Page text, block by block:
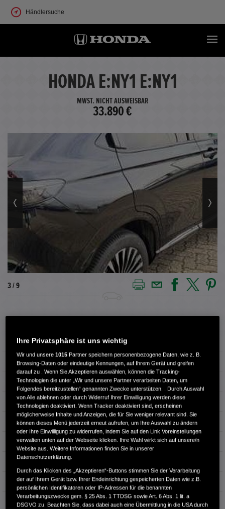
Händlersuche
HONDA E:NY1 E:NY1
MWST. NICHT AUSWEISBAR
33.890 €
3 / 9
Kilometerstand 1.600 km
Kraftstoffart Elektro
Getriebe Automatik
Türen 5
Leistung 150 kW / 204 PS
Hubraum 0 cm³
Erstzulassung
Bauart SUV
AUTOHAUS LEHNER GMBH
Ihre Privatsphäre ist uns wichtig
Wir und unsere1015 Partner speichern personenbezogene Daten, wie z. B.
Browsing-Daten oder eindeutige Kennungen, auf Ihrem Gerät und greifen
darauf zu . Wenn Sie Akzeptieren auswählen, können die Tracking-
Technologien die unter „Wir und unsere Partner verarbeiten Daten, um
Folgendes bereitzustellen“ genannten Zwecke unterstützen. . Durch Auswahl
von Alle ablehnen oder durch Widerruf Ihrer Einwilligung werden diese
Technologien deaktiviert. Wenn Tracker deaktiviert sind, erscheinen
möglicherweise Inhalte und Anzeigen, die für Sie weniger relevant sind. Sie
können dieses Menü jederzeit erneut aufrufen, um Ihre Auswahl zu ändern
oder Ihre Einwilligung zu widerrufen, indem Sie auf den Link Voreinstellungen
verwalten unten auf der Webseite klicken. Ihre Wahl wirkt sich auf unsere/n
Website aus. Weitere Informationen finden Sie in unserer
Datenschutzerklärung.
Durch das Klicken des „Akzeptieren“-Buttons stimmen Sie der Verarbeitung
der auf Ihrem Gerät bzw. Ihrer Endeinrichtung gespeicherten Daten wie z.B.
persönlichen Identifikatoren oder IP-Adressen für die benannten
Verarbeitungszwecke gem. § 25 Abs. 1 TTDSG sowie Art. 6 Abs. 1 lit. a
DSGVO zu. Beachten Sie, dass dabei auch eine Übermittlung in die USA durch